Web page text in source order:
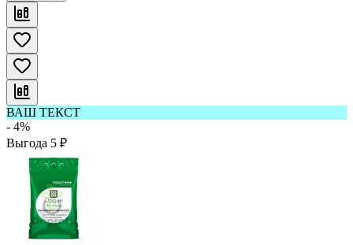
ВАШ ТЕКСТ
- 4%
Выгода 5 ₽